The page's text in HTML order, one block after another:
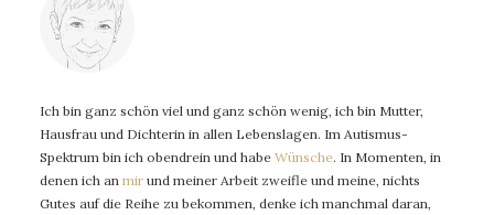
Ich bin ganz schön viel und ganz schön wenig, ich bin Mutter,
Hausfrau und Dichterin in allen Lebenslagen. Im Autismus-
Spektrum bin ich obendrein und habe Wünsche. In Momenten, in
denen ich an mir und meiner Arbeit zweifle und meine, nichts
Gutes auf die Reihe zu bekommen, denke ich manchmal daran,